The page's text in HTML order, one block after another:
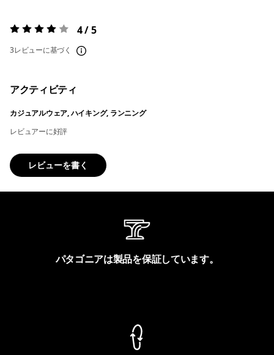
評価:4 / 5 4 / 5
3レビューに基づく
アクティビティ
カジュアルウェア, ハイキング, ランニング
レビュアーに好評
レビューを書く
パタゴニアは製品を保証しています。